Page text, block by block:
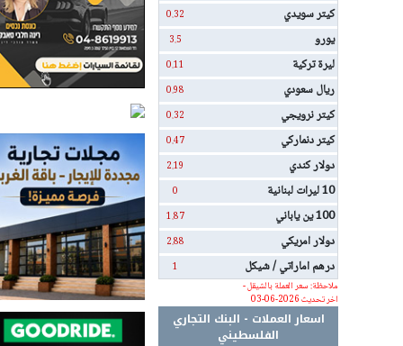
كيتر سويدي 0.32
يورو 3.5
ليرة تركية 0.11
ريال سعودي 0.98
كيتر نرويجي 0.32
كيتر دنماركي 0.47
دولار كندي 2.19
10 ليرات لبنانية 0
100 ين ياباني 1.87
دولار امريكي 2.88
درهم اماراتي / شيكل
1
ملاحظة: سعر العملة بالشيقل -
اخر تحديث 2026-06-03
اسعار العملات - البنك التجاري
الفلسطيني